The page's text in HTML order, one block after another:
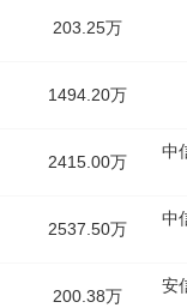
203.25万
1494.20万
2415.00万
中
2537.50万
中
200.38万
安